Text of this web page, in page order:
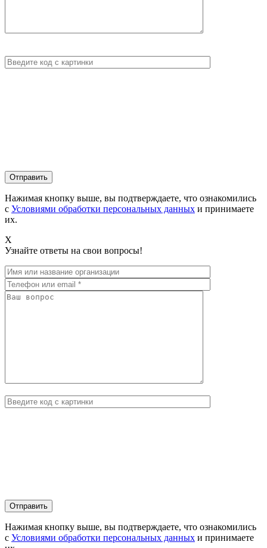
Нажимая кнопку выше, вы подтверждаете, что ознакомились
с Условиями обработки персональных данных и принимаете
их.
X
Узнайте ответы на свои вопросы!
Нажимая кнопку выше, вы подтверждаете, что ознакомились
с Условиями обработки персональных данных и принимаете